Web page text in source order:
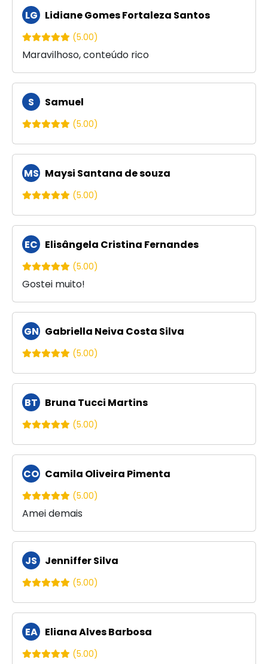
LG Lidiane Gomes Fortaleza Santos
(5.00)
Maravilhoso, conteúdo rico
S Samuel
(5.00)
MS Maysi Santana de souza
(5.00)
EC Elisângela Cristina Fernandes
(5.00)
Gostei muito!
GN Gabriella Neiva Costa Silva
(5.00)
BT Bruna Tucci Martins
(5.00)
CO Camila Oliveira Pimenta
(5.00)
Amei demais
JS Jenniffer Silva
(5.00)
EA Eliana Alves Barbosa
(5.00)